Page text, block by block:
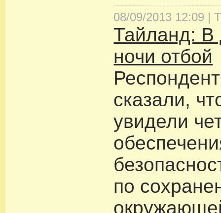
08/09/2013 12:09 |
Тайланд: В
ночи отбой
сказали,
увидели
по